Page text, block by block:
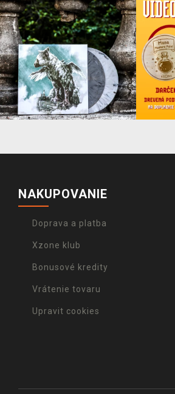
NAKUPOVANIE
Doprava a platba
Xzone klub
Bonusové kredity
Vrátenie tovaru
Upravit cookies